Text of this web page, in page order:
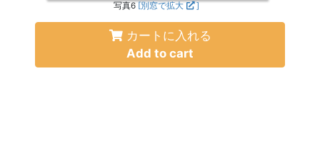
写真6 [別窓で拡大 ]
カートに入れる
Add to cart